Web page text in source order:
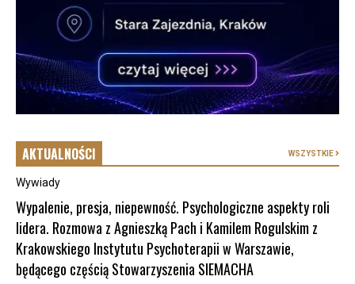
AKTUALNOŚCI WSZYSTKIE
Wywiady
Wypalenie, presja, niepewność. Psychologiczne aspekty roli
lidera. Rozmowa z Agnieszką Pach i Kamilem Rogulskim z
Krakowskiego Instytutu Psychoterapii w Warszawie,
będącego częścią Stowarzyszenia SIEMACHA